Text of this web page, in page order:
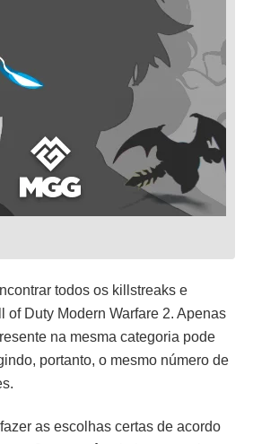
todos os killstreaks e
of Duty Modern Warfare 2. Apenas
na mesma categoria pode
portanto, o mesmo número de
as escolhas certas de acordo